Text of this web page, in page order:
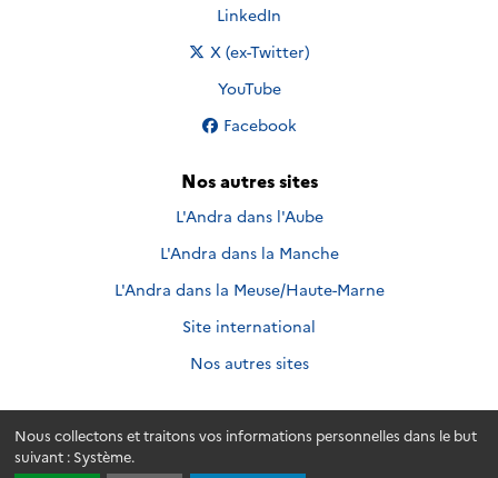
Nous collectons et traitons vos informations personnelles dans le but
suivant : Système.
Nous suivre sur
LinkedIn
Nous suivre sur
X (ex-Twitter)
Nous suivre sur
YouTube
Nous suivre sur
Facebook
Nos autres sites
L'Andra dans l'Aube
L'Andra dans la Manche
L'Andra dans la Meuse/Haute-Marne
Site international
Nos autres sites
Andra.fr